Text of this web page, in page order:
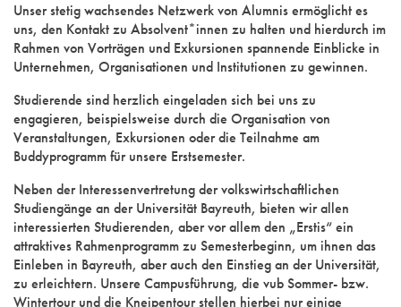
Unser stetig wachsendes Netzwerk von Alumnis ermöglicht es
uns, den Kontakt zu Absolvent*innen zu halten und hierdurch im
Rahmen von Vorträgen und Exkursionen spannende Einblicke in
Unternehmen, Organisationen und Institutionen zu gewinnen.
Studierende sind herzlich eingeladen sich bei uns zu
engagieren, beispielsweise durch die Organisation von
Veranstaltungen, Exkursionen oder die Teilnahme am
Buddyprogramm für unsere Erstsemester.
Neben der Interessenvertretung der volkswirtschaftlichen
Studiengänge an der Universität Bayreuth, bieten wir allen
interessierten Studierenden, aber vor allem den „Erstis“ ein
attraktives Rahmenprogramm zu Semesterbeginn, um ihnen das
Einleben in Bayreuth, aber auch den Einstieg an der Universität,
zu erleichtern. Unsere Campusführung, die vub Sommer- bzw.
Wintertour und die Kneipentour stellen hierbei nur einige